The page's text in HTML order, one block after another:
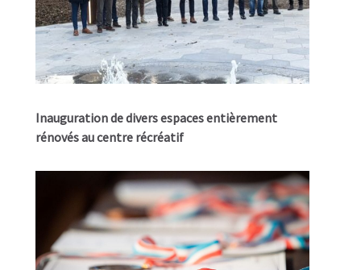
Inauguration de divers espaces entièrement
rénovés au centre récréatif